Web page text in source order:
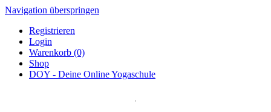
Navigation überspringen
Registrieren
Login
Warenkorb (0)
Shop
DOY - Deine Online Yogaschule